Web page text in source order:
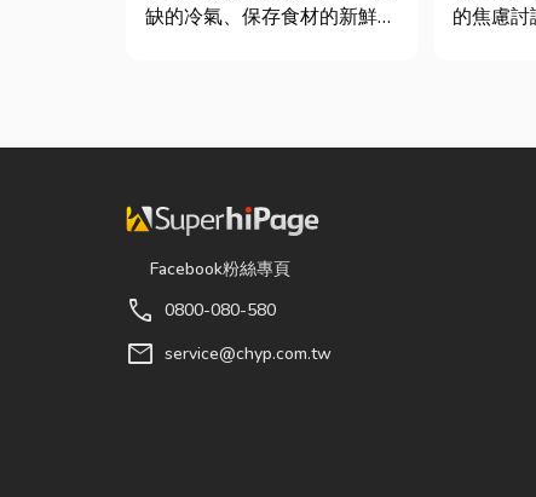
缺的冷氣、保存食材的新鮮冰
降...
的焦慮討
Facebook粉絲專頁
call 0800-080-580
mail service@chyp.com.tw